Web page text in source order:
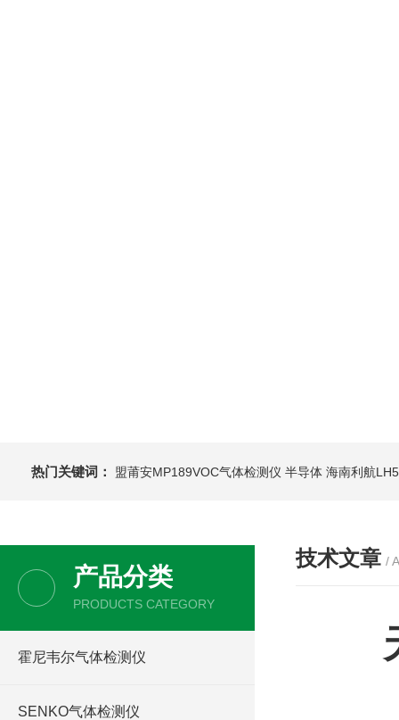
热门关键词： 盟莆安MP189VOC气体检测仪 半导体 海南利航
产品分类
PRODUCTS CATEGORY
霍尼韦尔气体检测仪
SENKO气体检测仪
技术文章 /